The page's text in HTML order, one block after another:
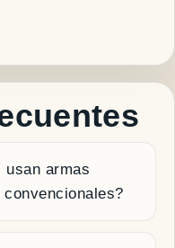
armas